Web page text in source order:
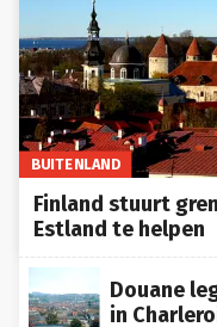
BUITENLAND
Finland stuurt
Estland te helpen
Douane
in